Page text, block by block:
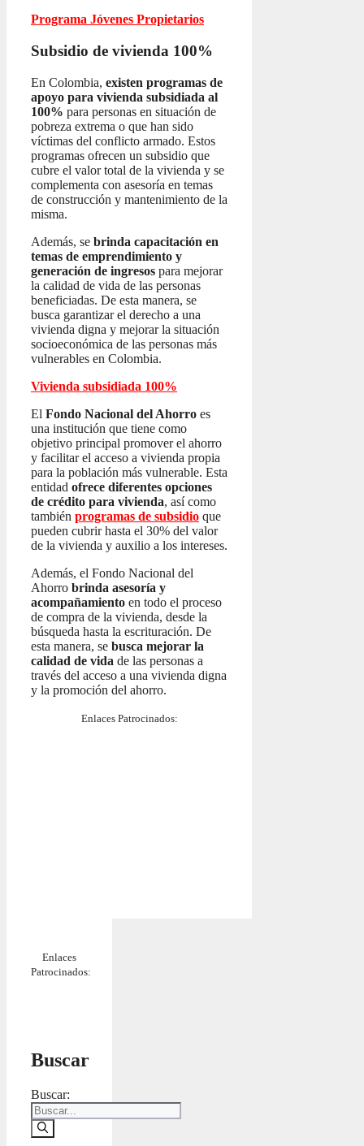
Programa Jóvenes Propietarios
Subsidio de vivienda 100%
En Colombia, existen programas de
apoyo para vivienda subsidiada al
100% para personas en situación de
pobreza extrema o que han sido
víctimas del conflicto armado. Estos
programas ofrecen un subsidio que
cubre el valor total de la vivienda y se
complementa con asesoría en temas
de construcción y mantenimiento de la
misma.
Además, se brinda capacitación en
temas de emprendimiento y
generación de ingresos para mejorar
la calidad de vida de las personas
beneficiadas. De esta manera, se
busca garantizar el derecho a una
vivienda digna y mejorar la situación
socioeconómica de las personas más
vulnerables en Colombia.
Vivienda subsidiada 100%
El Fondo Nacional del Ahorro es
una institución que tiene como
objetivo principal promover el ahorro
y facilitar el acceso a vivienda propia
para la población más vulnerable. Esta
entidad ofrece diferentes opciones
de crédito para vivienda, así como
también programas de subsidio que
pueden cubrir hasta el 30% del valor
de la vivienda y auxilio a los intereses.
Además, el Fondo Nacional del
Ahorro brinda asesoría y
acompañamiento en todo el proceso
de compra de la vivienda, desde la
búsqueda hasta la escrituración. De
esta manera, se busca mejorar la
calidad de vida de las personas a
través del acceso a una vivienda digna
y la promoción del ahorro.
Enlaces Patrocinados:
Enlaces
Patrocinados:
Buscar
Buscar: